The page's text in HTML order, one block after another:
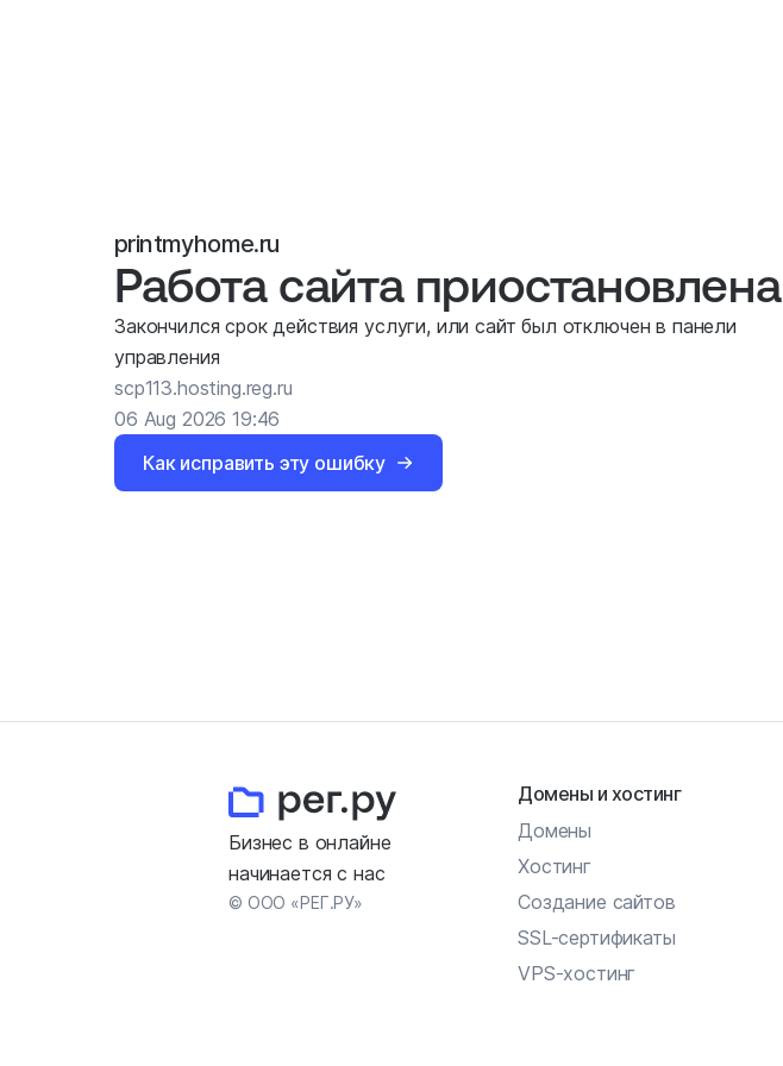
printmyhome.ru
Работа сайта приостановлена
Закончился срок действия услуги, или сайт был отключен в панели
управления
scp113.hosting.reg.ru
06 Aug 2026 19:46
Как исправить эту ошибку
Бизнес в онлайне
начинается с нас
© ООО «РЕГ.РУ»
Домены и хостинг
Домены
Хостинг
Создание сайтов
SSL-сертификаты
VPS-хостинг